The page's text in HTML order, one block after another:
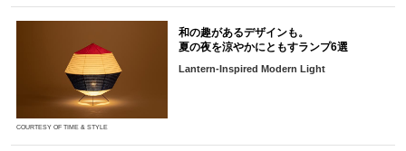
COURTESY OF TIME & STYLE
和の趣があるデザインも。
夏の夜を涼やかにともすランプ6選
Lantern-Inspired Modern Light